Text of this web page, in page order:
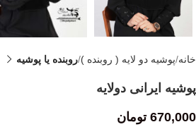
خانه پوشیه دو لایه ( روبنده ) روبنده یا پوشیه
پوشیه ایرانی دولایه
670,000 تومان